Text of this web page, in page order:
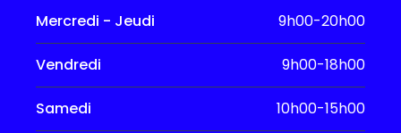
Mercredi - Jeudi 9h00-20h00
Vendredi 9h00-18h00
Samedi 10h00-15h00